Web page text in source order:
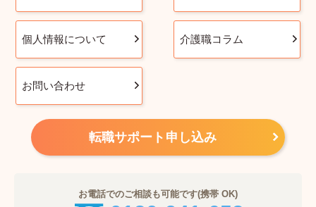
個人情報について 介護職コラム
お問い合わせ
転職サポート申し込み
お電話でのご相談も可能です(携帯 OK)